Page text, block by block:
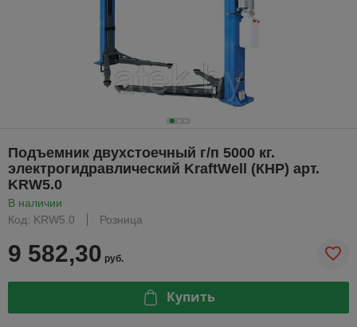
Подъемник двухстоечный г/п 5000 кг.
электрогидравлический KraftWell (КНР) арт.
KRW5.0
В наличии
Код: KRW5.0
Розница
9 582,30 руб.
Купить